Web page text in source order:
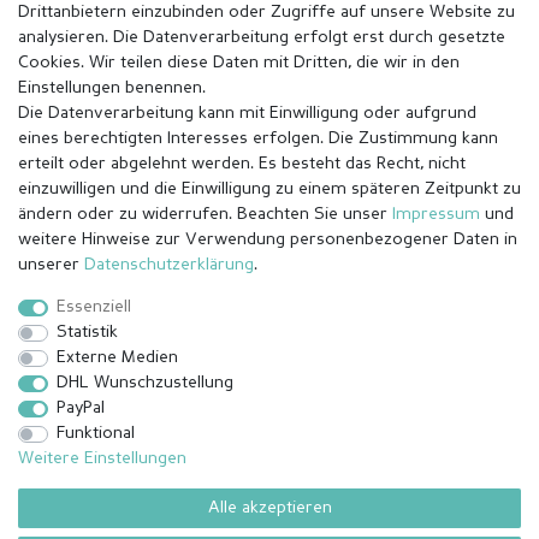
Impressum Daten­schutz­erklärung
Barrierefreiheitserklärung
© Copyright 2026 | Alle Rechte vorbehalten.
Drittanbietern einzubinden oder Zugriffe auf unsere Website zu
analysieren. Die Datenverarbeitung erfolgt erst durch gesetzte
Cookies. Wir teilen diese Daten mit Dritten, die wir in den
Einstellungen benennen.
Die Datenverarbeitung kann mit Einwilligung oder aufgrund
eines berechtigten Interesses erfolgen. Die Zustimmung kann
erteilt oder abgelehnt werden. Es besteht das Recht, nicht
einzuwilligen und die Einwilligung zu einem späteren Zeitpunkt zu
ändern oder zu widerrufen. Beachten Sie unser Impressum und
weitere Hinweise zur Verwendung personenbezogener Daten in
unserer Daten­schutz­erklärung.
Essenziell
Statistik
Externe Medien
DHL Wunschzustellung
PayPal
Funktional
Weitere Einstellungen
Alle akzeptieren